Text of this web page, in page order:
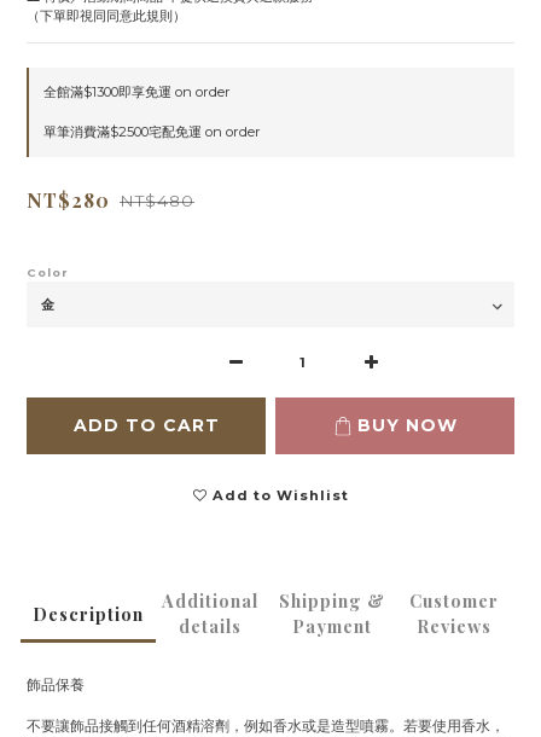
（下單即視同同意此規則）
全館滿$1300即享免運 on order
單筆消費滿$2500宅配免運 on order
NT$280 NT$480
Color
ADD TO CART BUY NOW
Add to Wishlist
Description
Additional
details
Shipping &
Payment
Customer
Reviews
飾品保養
不要讓飾品接觸到任何酒精溶劑，例如香水或是造型噴霧。若要使用香水，